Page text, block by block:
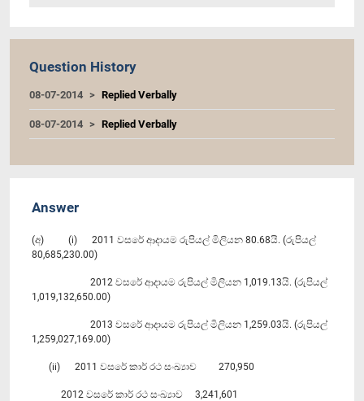
Question History
08-07-2014 Replied Verbally
08-07-2014 Replied Verbally
Answer
(අ) (i) 2011 වසරේ ආදායම රුපියල් මිලියන 80.68යි. (රුපියල්
80,685,230.00)
2012 වසරේ ආදායම රුපියල් මිලියන 1,019.13යි. (රුපියල්
1,019,132,650.00)
2013 වසරේ ආදායම රුපියල් මිලියන 1,259.03යි. (රුපියල්
1,259,027,169.00)
(ii) 2011 වසරේ කාර් රථ සංඛ්‍යාව 270,950
2012 වසරේ කාර් රථ සංඛ්‍යාව 3,241,601